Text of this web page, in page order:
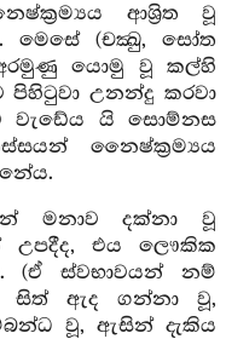
ආශ්‍රිත වූ
මෙසේ (චක්‍ඛු, සෝත
යොමු වූ කල්හි
උනන්දු කරවා
වැඩේය යි සොම්නස
නෛෂ්ක්‍රම්‍යය
මනාව දක්නා වූ
උපදීද, එය ලෞකික
(ඒ ස්වභාවයන් නම්
සිත් ඇද ගන්නා වූ,
වූ, ඇසින් දැකිය